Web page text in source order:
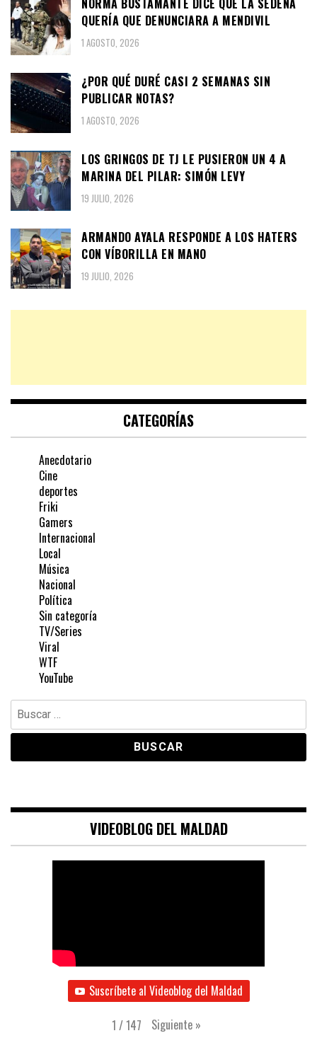
NORMA BUSTAMANTE DICE QUE LA SEDENA
QUERÍA QUE DENUNCIARA A MENDIVIL
1 AGOSTO, 2026
¿POR QUÉ DURÉ CASI 2 SEMANAS SIN
PUBLICAR NOTAS?
1 AGOSTO, 2026
LOS GRINGOS DE TJ LE PUSIERON UN 4 A
MARINA DEL PILAR: SIMÓN LEVY
19 JULIO, 2026
ARMANDO AYALA RESPONDE A LOS HATERS
CON VÍBORILLA EN MANO
19 JULIO, 2026
CATEGORÍAS
Anecdotario
Cine
deportes
Friki
Gamers
Internacional
Local
Música
Nacional
Política
Sin categoría
TV/Series
Viral
WTF
YouTube
Buscar:
VIDEOBLOG DEL MALDAD
Suscríbete al Videoblog del Maldad
1 /147 Siguiente »